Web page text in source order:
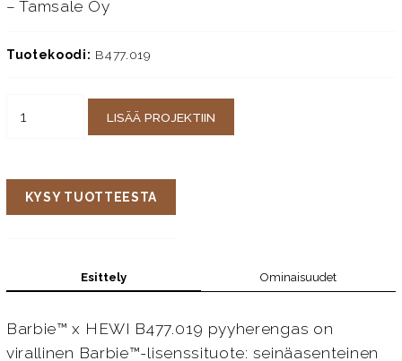
– Tamsale Oy
Tuotekoodi: B477.019
LISÄÄ PROJEKTIIN
KYSY TUOTTEESTA
Esittely Ominaisuudet
Barbie™ x HEWI B477.019 pyyherengas on
virallinen Barbie™-lisenssituote: seinäasenteinen